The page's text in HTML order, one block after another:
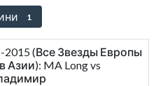
1
2015 (Все Звезды Европы
Азии): MA Long vs